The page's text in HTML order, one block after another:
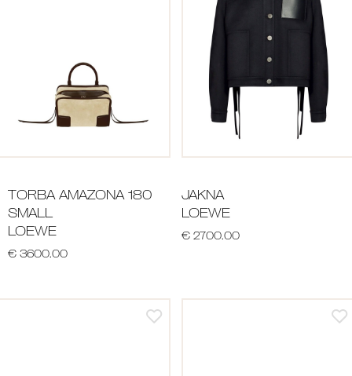
TORBA AMAZONA 180
SMALL
LOEWE
€ 3600.00
JAKNA
LOEWE
€ 2700.00